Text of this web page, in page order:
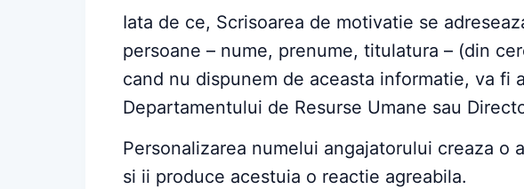
Iata de ce, Scrisoarea de motivatie se
persoane – nume, prenume, titulatura – (din
cand nu dispunem de aceasta informatie, va fi
Departamentului de Resurse Umane sau
Personalizarea numelui angajatorului creaza o
si ii produce acestuia o reactie agreabila.